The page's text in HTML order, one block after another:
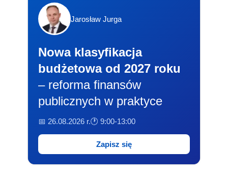
Jarosław Jurga
Nowa klasyfikacja
budżetowa od 2027 roku
– reforma finansów
publicznych w praktyce
📅 26.08.2026 r.🕐 9:00-13:00
Zapisz się